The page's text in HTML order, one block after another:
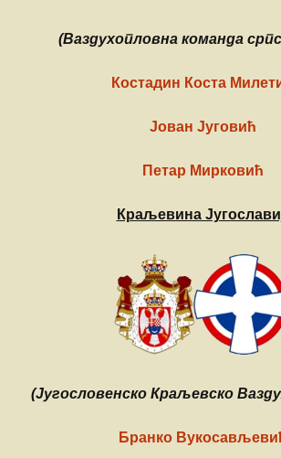
(Ваздухопловна команда
Костадин Коста
Јован Југовић
Петар Мирковић
Краљевина
(Југословенско Краљевско
Бранко